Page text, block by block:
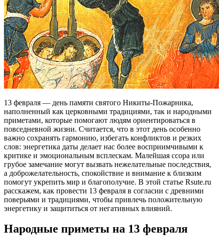
13 февраля — день памяти святого Никиты-Пожарника,
наполненный как церковными традициями, так и народными
приметами, которые помогают людям ориентироваться в
повседневной жизни. Считается, что в этот день особенно
важно сохранять гармонию, избегать конфликтов и резких
слов: энергетика даты делает нас более восприимчивыми к
критике и эмоциональным всплескам. Малейшая ссора или
грубое замечание могут вызвать нежелательные последствия,
а доброжелательность, спокойствие и внимание к близким
помогут укрепить мир и благополучие. В этой статье Rsute.ru
расскажем, как провести 13 февраля в согласии с древними
поверьями и традициями, чтобы привлечь положительную
энергетику и защититься от негативных влияний.
Народные приметы на 13 февраля